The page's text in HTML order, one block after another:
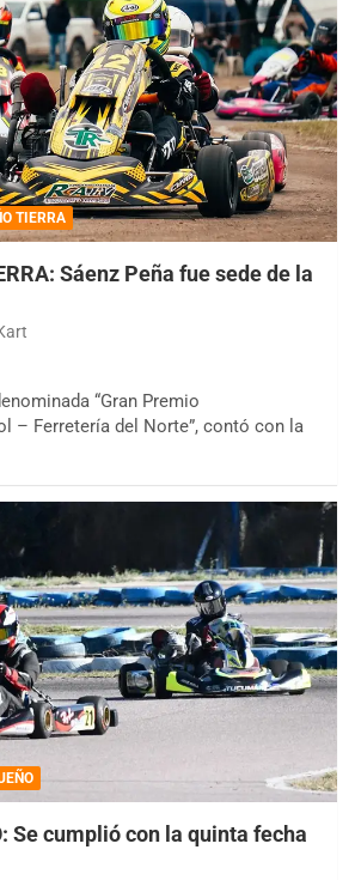
TIERRA
Sáenz Peña fue sede de la
“Gran Premio
– Ferretería del Norte”, contó con la
Se cumplió con la quinta fecha